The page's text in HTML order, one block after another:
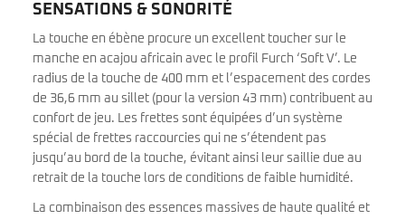
SENSATIONS & SONORITÉ
La touche en ébène procure un excellent toucher sur le
manche en acajou africain avec le profil Furch ‘Soft V’. Le
radius de la touche de 400 mm et l’espacement des cordes
de 36,6 mm au sillet (pour la version 43 mm) contribuent au
confort de jeu. Les frettes sont équipées d’un système
spécial de frettes raccourcies qui ne s’étendent pas
jusqu’au bord de la touche, évitant ainsi leur saillie due au
retrait de la touche lors de conditions de faible humidité.
La combinaison des essences massives de haute qualité et